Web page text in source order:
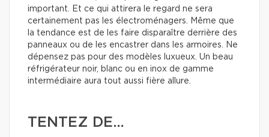
important. Et ce qui attirera le regard ne sera
certainement pas les électroménagers. Même que
la tendance est de les faire disparaître derrière des
panneaux ou de les encastrer dans les armoires. Ne
dépensez pas pour des modèles luxueux. Un beau
réfrigérateur noir, blanc ou en inox de gamme
intermédiaire aura tout aussi fière allure.
TENTEZ DE…